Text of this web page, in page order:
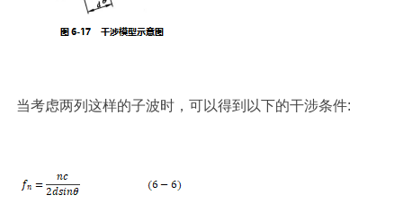
当考虑两列这样的子波时，可以得到以下的干涉条件: